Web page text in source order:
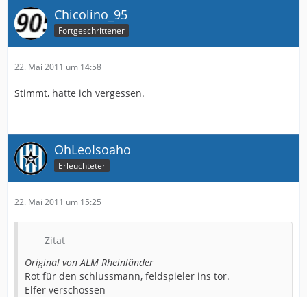
Chicolino_95
Fortgeschrittener
22. Mai 2011 um 14:58
Stimmt, hatte ich vergessen.
OhLeoIsoaho
Erleuchteter
22. Mai 2011 um 15:25
Zitat
Original von ALM Rheinländer
Rot für den schlussmann, feldspieler ins tor.
Elfer verschossen